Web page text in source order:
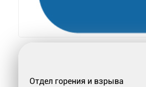
Отдел горения и взрыва